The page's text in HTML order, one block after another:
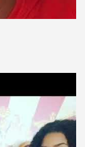
A
VIVER, DE TODO,
VOZ VAI